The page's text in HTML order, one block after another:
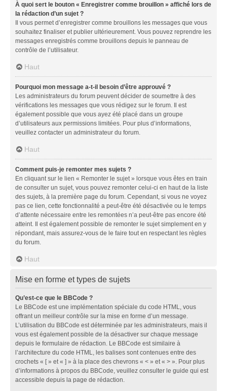
À quoi sert le bouton « Enregistrer comme brouillon » affiché lors de
la rédaction d’un sujet ?
Il vous permet d’enregistrer comme brouillons les messages que vous
souhaitez finaliser et publier ultérieurement. Vous pouvez reprendre les
messages enregistrés comme brouillons depuis le panneau de
contrôle de l’utilisateur.
Haut
Pourquoi mon message a-t-il besoin d’être approuvé ?
Les administrateurs du forum peuvent décider de soumettre à des
vérifications les messages que vous rédigez sur le forum. Il est
également possible que vous ayez été placé dans un groupe
d’utilisateurs aux permissions limitées. Pour plus d’informations,
veuillez contacter un administrateur du forum.
Haut
Comment puis-je remonter mes sujets ?
En cliquant sur le lien « Remonter le sujet » lorsque vous êtes en train
de consulter un sujet, vous pouvez remonter celui-ci en haut de la liste
des sujets, à la première page du forum. Cependant, si vous ne voyez
pas ce lien, cette fonctionnalité a peut-être été désactivée ou le temps
d’attente nécessaire entre les remontées n’a peut-être pas encore été
atteint. Il est également possible de remonter le sujet simplement en y
répondant, mais assurez-vous de le faire tout en respectant les règles
du forum.
Haut
Mise en forme et types de sujets
Qu’est-ce que le BBCode ?
Le BBCode est une implémentation spéciale du code HTML, vous
offrant un meilleur contrôle sur la mise en forme d’un message.
L’utilisation du BBCode est déterminée par les administrateurs, mais il
vous est également possible de la désactiver sur chaque message
depuis le formulaire de rédaction. Le BBCode est similaire à
l’architecture du code HTML, les balises sont contenues entre des
crochets « [ » et « ] » à la place des chevrons « < » et « > ». Pour plus
d’informations à propos du BBCode, veuillez consulter le guide qui est
accessible depuis la page de rédaction.